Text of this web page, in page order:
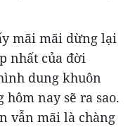
mãi mãi dừng lại
nhất của đời
dung khuôn
nay sẽ ra sao.
vẫn mãi là chàng